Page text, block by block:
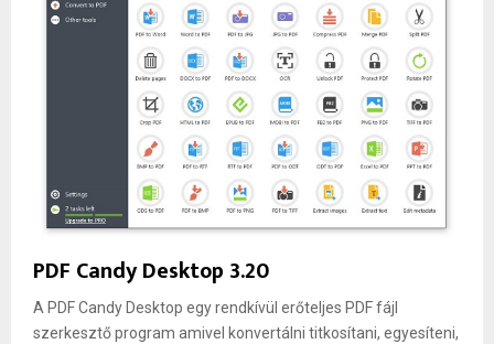
PDF Candy Desktop 3.20
A PDF Candy Desktop egy rendkívül erőteljes PDF fájl
szerkesztő program amivel konvertálni titkosítani, egyesíteni,